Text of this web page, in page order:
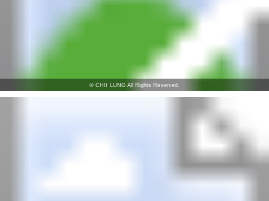
© CHII LUNG All Rights Reserved.